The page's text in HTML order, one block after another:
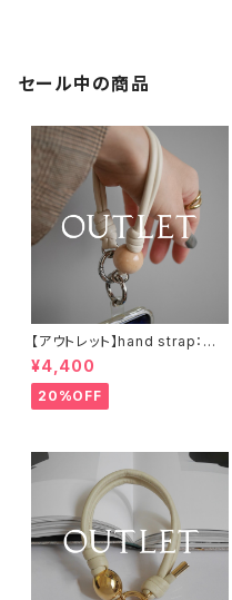
セール中の商品
【アウトレット】hand strap：ウッ
ド（M)× 1 ナチュラル / アイボリ
ー
¥4,400
20%OFF